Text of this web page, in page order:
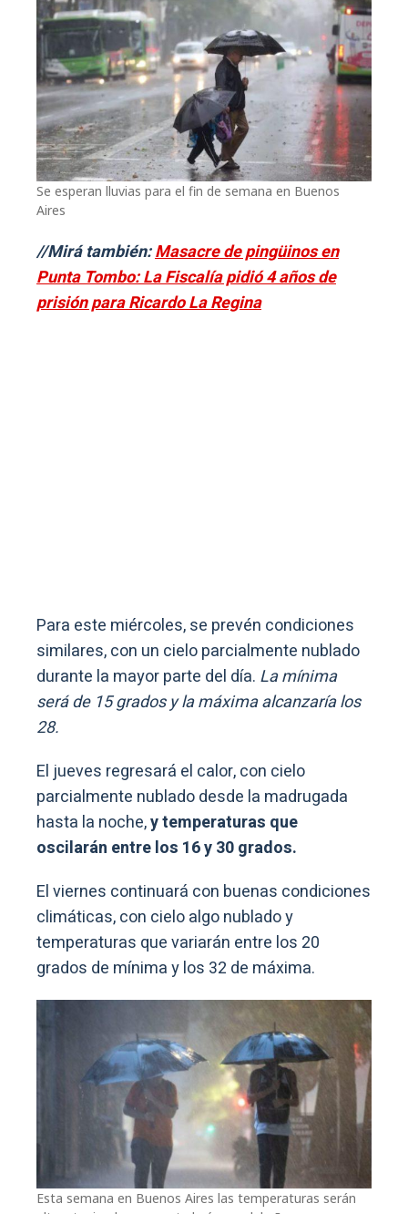
Se esperan lluvias para el fin de semana en Buenos
Aires
//Mirá también:Masacre de pingüinos en
Punta Tombo: La Fiscalía pidió 4 años de
prisión para Ricardo La Regina
Para este miércoles, se prevén condiciones
similares, con un cielo parcialmente nublado
durante la mayor parte del día. La mínima
será de 15 grados y la máxima alcanzaría los
28.
El jueves regresará el calor, con cielo
parcialmente nublado desde la madrugada
hasta la noche,y temperaturas que
oscilarán entre los 16 y 30 grados.
El viernes continuará con buenas condiciones
climáticas, con cielo algo nublado y
temperaturas que variarán entre los 20
grados de mínima y los 32 de máxima.
Esta semana en Buenos Aires las temperaturas serán